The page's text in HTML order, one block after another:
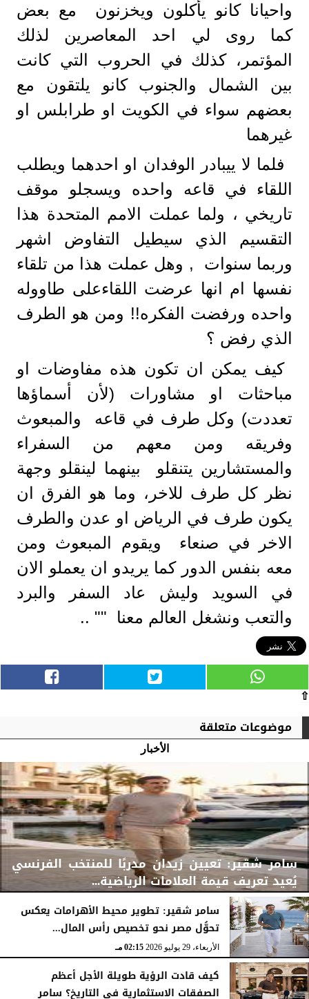
واحيانا كانو يأكلون ويخزنون مع بعض
كما روى لي احد المعاصرين لذلك
المؤتمر، كذلك في الحروب التي كانت
بين الشمال والجنوب كانو يلتقون مع
بعضهم سواء في الكويت او طرابلس او
غيرهما
فلما لا ييبادر الوفدان او احدهما ويطلب
اللقاء في قاعه واحده ويسجلو موقف
تاريخي ، ولما عملت الامم المتحدة هذا
التقسيم الذي سيطيل التفاوض اشهر
وربما سنوات , وهل عملت هذا من تلقاء
نفسها ام انها عرضت اللقاءعلى طاووله
واحده ورفضت الفكره!! ومن هو الطرف
الذي رفض ؟
كيف يمكن ان تكون هذه مفاوضات او
مباحثات او مشاورات (لأن أسماؤها
تعددت) وكل طرف في قاعه والمبعوث
وفريقه ومن معهم من السفراء
والمستشارين يتنقلو بينهما لينقلو وجهة
نظر كل طرف للاخر، وما هو الفرق ان
يكون طرف في الرياض او عدن والطرف
الاخر في صنعاء ويقوم المبعوث ومن
معه بنفس الدور كما يريدو ان يعملو الان
في السويد وليش عاد السفر والبرد
والتعب ونشغل العالم معنا "" ..
⇧
موضوعات متعلقة
الأخبار
سامر شقير: تعيين زيدان مدربًا للمنتخب الفرنسي
يُعيد تعريف قيمة العلامات الرياضية...
الأربعاء، 29 يوليو 2026 02:25 مـ
سامر شقير: تطوير محيط الأهرامات يعكس
تحوُّل مصر نحو تخصيص رأس المال...
الأربعاء، 29 يوليو 2026 02:15 مـ
كيف قادت الرؤية طويلة الأجل أعظم
الصفقات الاستثمارية في التاريخ؟ سامر